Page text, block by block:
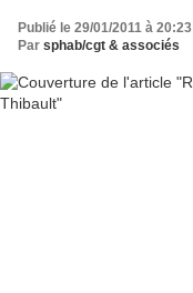
Publié le 29/01/2011 à 20:23
Par sphab/cgt & associés